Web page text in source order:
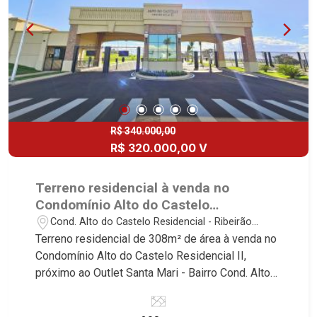
R$ 340.000,00
R$ 320.000,00 V
Terreno residencial à venda no
Condomínio Alto do Castelo
Residencial II, próximo ao Outlet Santa
Maria - Ribeirão Preto/SP
Cond. Alto do Castelo Residencial - Ribeirão
Preto/SP
Terreno residencial de 308m² de área à venda no
Condomínio Alto do Castelo Residencial II,
próximo ao Outlet Santa Mari - Bairro Cond. Alto
características deste imóvel que a Martinelli